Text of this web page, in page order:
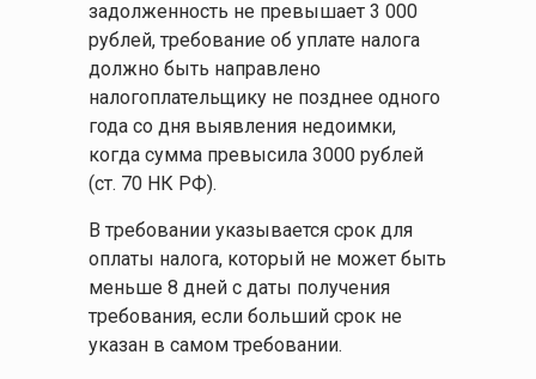
задолженность не превышает 3 000
рублей, требование об уплате налога
должно быть направлено
налогоплательщику не позднее одного
года со дня выявления недоимки,
когда сумма превысила 3000 рублей
(ст. 70 НК РФ).
В требовании указывается срок для
оплаты налога, который не может быть
меньше 8 дней с даты получения
требования, если больший срок не
указан в самом требовании.